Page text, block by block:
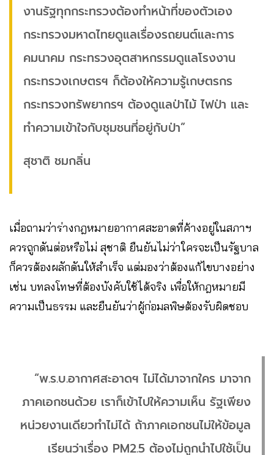
งานรัฐทุกกระทรวงต้องทำหน้าที่ของตัวเอง
กระทรวงมหาดไทยดูแลเรื่องรถยนต์และการ
คมนาคม กระทรวงอุตสาหกรรมดูแลโรงงาน
กระทรวงเกษตรฯ ก็ต้องให้ความรู้เกษตรกร
กระทรวงทรัพยากรฯ ต้องดูแลป่าไม้ ไฟป่า และ
ทำความเข้าใจกับชุมชนที่อยู่กับป่า”
สุชาติ ชมกลิ่น
เมื่อถามว่าร่างกฎหมายอากาศสะอาดที่ค้างอยู่ในสภาฯ
ควรถูกดันต่อหรือไม่ สุชาติ ยืนยันไม่ว่าใครจะเป็นรัฐบาล
ก็ควรต้องผลักดันให้สำเร็จ แต่มองว่าต้องแก้ไขบางอย่าง
เช่น บทลงโทษที่ต้องบังคับใช้ได้จริง เพื่อให้กฎหมายมี
ความเป็นธรรม และยืนยันว่าผู้ก่อมลพิษต้องรับผิดชอบ
“พ.ร.บ.อากาศสะอาดฯ ไม่ได้มาจากใคร มาจาก
ภาคเอกชนด้วย เราก็เข้าไปให้ความเห็น รัฐเพียง
หน่วยงานเดียวทำไม่ได้ ถ้าภาคเอกชนไม่ให้ข้อมูล
เรียนว่าเรื่อง PM2.5 ต้องไม่ถูกนำไปใช้เป็น